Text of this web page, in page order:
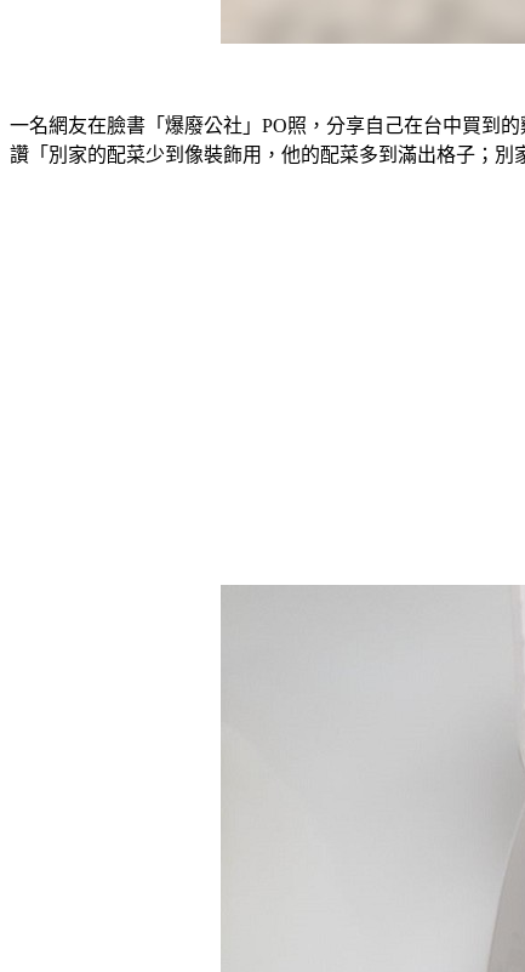
一名網友在臉書「爆廢公社」PO照，分享自己在台中買到
讚「別家的配菜少到像裝飾用，他的配菜多到滿出格子；